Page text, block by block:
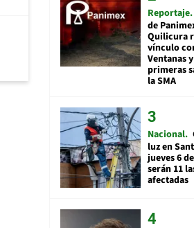
Reportaje
de
Quilicura
vínculo
Ventanas
primeras
la SMA
Nacional
luz en
jueves 6
serán 11
afectadas